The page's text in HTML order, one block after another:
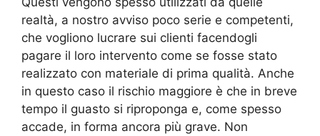
realtà, a nostro avviso poco serie e competenti,
che vogliono lucrare sui clienti facendogli
pagare il loro intervento come se fosse stato
realizzato con materiale di prima qualità. Anche
in questo caso il rischio maggiore è che in breve
tempo il guasto si riproponga e, come spesso
accade, in forma ancora più grave. Non